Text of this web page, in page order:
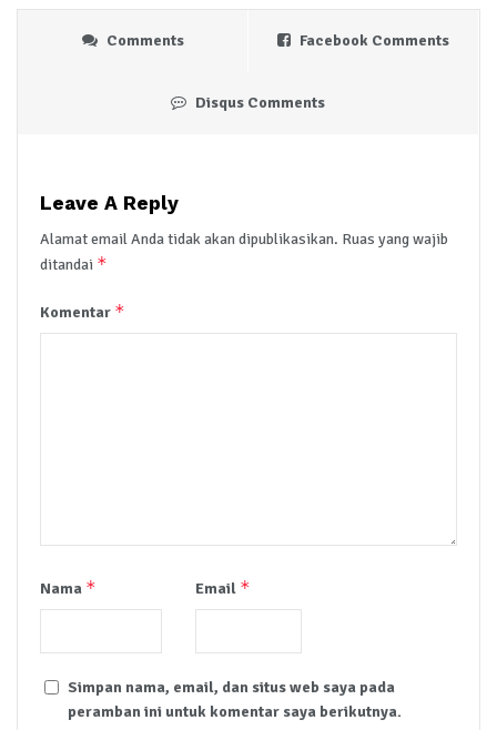
Comments Facebook Comments
Disqus Comments
Leave A Reply
Alamat email Anda tidak akan dipublikasikan. Ruas yang wajib
ditandai *
Komentar *
Nama * Email *
Simpan nama, email, dan situs web saya pada
peramban ini untuk komentar saya berikutnya.